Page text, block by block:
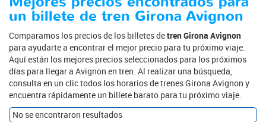
un billete de tren Girona Avignon
Comparamos los precios de los billetes detren Girona Avignon
para ayudarte a encontrar el mejor precio para tu próximo viaje.
Aquí están los mejores precios seleccionados para los próximos
días para llegar a Avignon en tren. Al realizar una búsqueda,
consulta en un clic todos los horarios de trenes Girona Avignon y
encuentra rápidamente un billete barato para tu próximo viaje.
No se encontraron resultados